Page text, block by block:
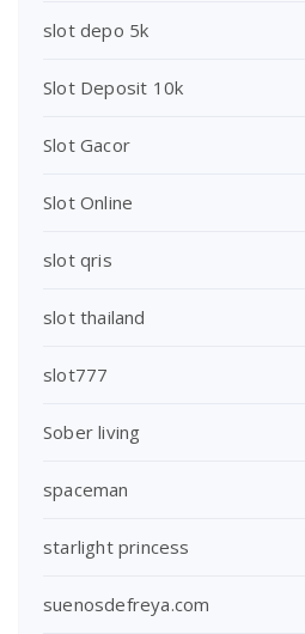
slot depo 5k
Slot Deposit 10k
Slot Gacor
Slot Online
slot qris
slot thailand
slot777
Sober living
spaceman
starlight princess
suenosdefreya.com